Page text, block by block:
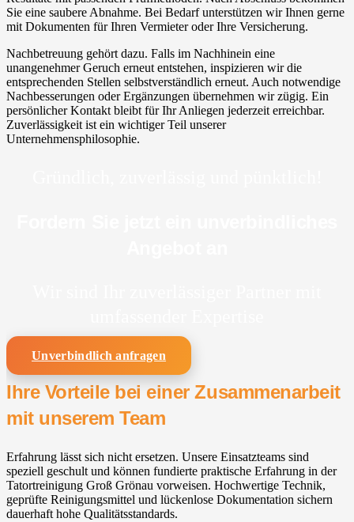
Sie eine saubere Abnahme. Bei Bedarf unterstützen wir Ihnen gerne
mit Dokumenten für Ihren Vermieter oder Ihre Versicherung.
Nachbetreuung gehört dazu. Falls im Nachhinein eine
unangenehmer Geruch erneut entstehen, inspizieren wir die
entsprechenden Stellen selbstverständlich erneut. Auch notwendige
Nachbesserungen oder Ergänzungen übernehmen wir zügig. Ein
persönlicher Kontakt bleibt für Ihr Anliegen jederzeit erreichbar.
Zuverlässigkeit ist ein wichtiger Teil unserer
Unternehmensphilosophie.
Unverbindlich anfragen
Ihre Vorteile bei einer Zusammenarbeit
mit unserem Team
Erfahrung lässt sich nicht ersetzen. Unsere Einsatzteams sind
speziell geschult und können fundierte praktische Erfahrung in der
Tatortreinigung Groß Grönau vorweisen. Hochwertige Technik,
geprüfte Reinigungsmittel und lückenlose Dokumentation sichern
dauerhaft hohe Qualitätsstandards.